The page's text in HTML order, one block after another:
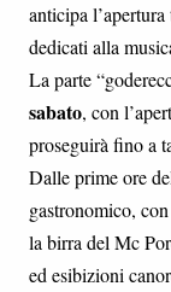
anticipa
dedicati alla
La parte
sabato, con
proseguirà fino a
Dalle prime ore
gastronomico,
la birra del Mc
ed esibizioni